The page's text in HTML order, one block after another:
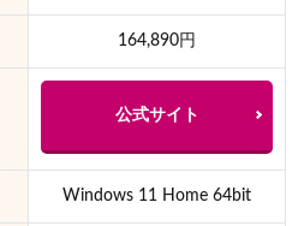
164,890円
公式サイト
Windows 11 Home 64bit